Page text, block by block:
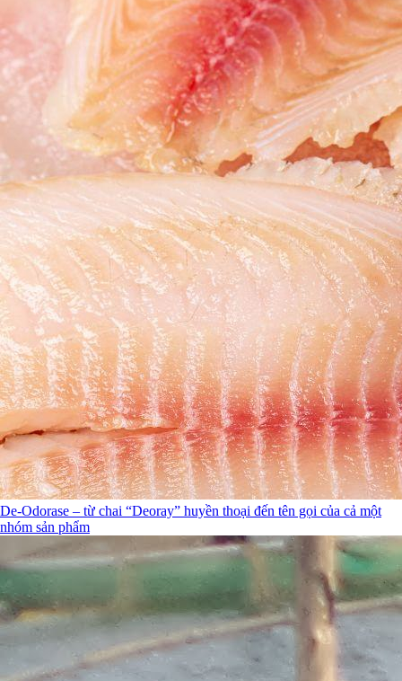
De-Odorase – từ chai “Deoray” huyền thoại đến tên gọi của cả một
nhóm sản phẩm